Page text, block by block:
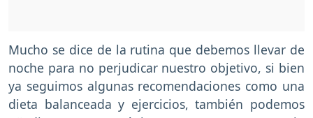
Mucho se dice de la rutina que debemos llevar de
noche para no perjudicar nuestro objetivo, si bien
ya seguimos algunas recomendaciones como una
dieta balanceada y ejercicios, también podemos